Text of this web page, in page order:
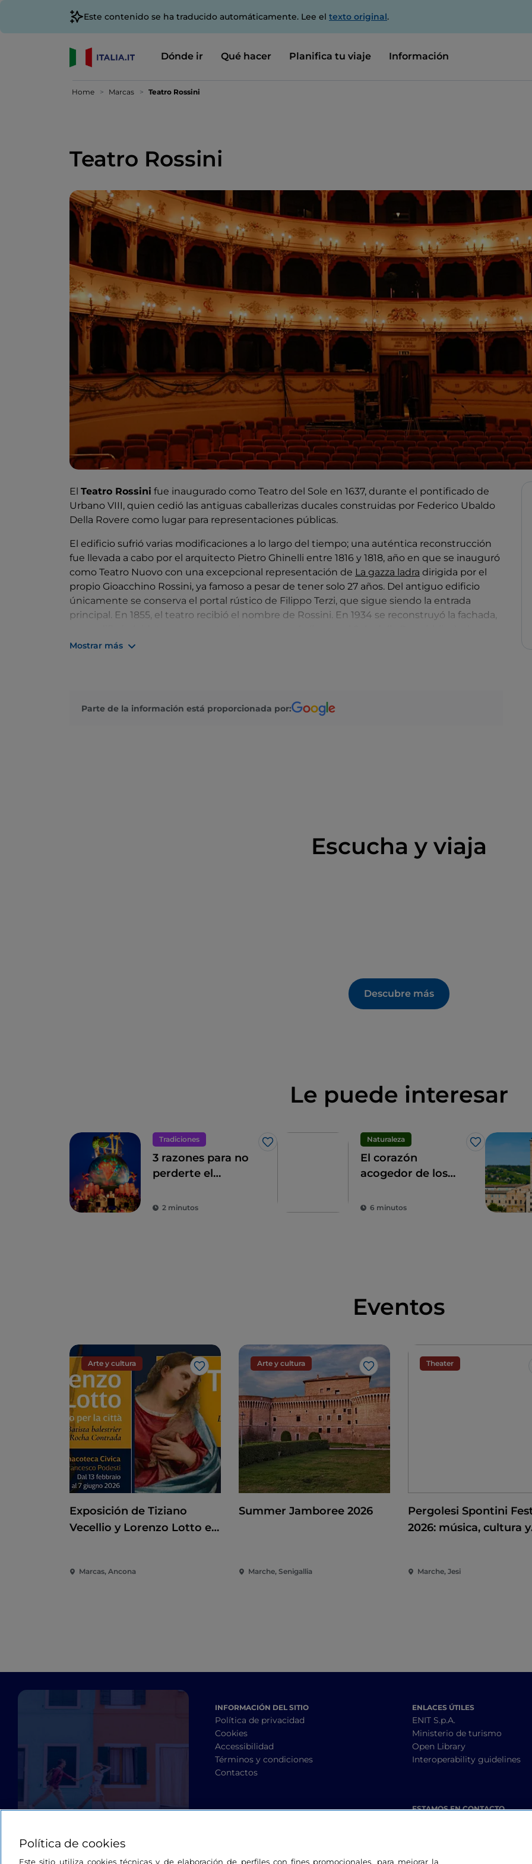
Este contenido se ha traducido automáticamente. Lee el texto original.
Dónde ir Qué hacer Planifica tu viaje Información
Home Marcas Teatro Rossini
Teatro Rossini
El Teatro Rossini fue inaugurado como Teatro del Sole en 1637, durante el pontificado de
Urbano VIII, quien cedió las antiguas caballerizas ducales construidas por Federico Ubaldo
Della Rovere como lugar para representaciones públicas.
El edificio sufrió varias modificaciones a lo largo del tiempo; una auténtica reconstrucción
fue llevada a cabo por el arquitecto Pietro Ghinelli entre 1816 y 1818, año en que se inauguró
como Teatro Nuovo con una excepcional representación de La gazza ladra dirigida por el
propio Gioacchino Rossini, ya famoso a pesar de tener solo 27 años. Del antiguo edificio
únicamente se conserva el portal rústico de Filippo Terzi, que sigue siendo la entrada
principal. En 1855, el teatro recibió el nombre de Rossini. En 1934 se reconstruyó la fachada,
altura del tercer nivel de palcos.
Durante el año, el teatro acoge producciones de ópera y conciertos del Festival de Ópera
Rossini, la Temporada de Teatro, la Temporada de Conciertos y el Festival Nacional de
Mostrar más
Parte de la información está proporcionada por:
Escucha y viaja
Descubre más
Le puede interesar
Tradiciones
Me gusta
3 razones para no
perderte el
2 minutos
Naturaleza
Me gusta
El corazón
acogedor de los
municipios de las
6 minutos
Eventos
Arte y cultura
Me gusta
Exposición de Tiziano
Vecellio y Lorenzo Lotto en
Marcas, Ancona
Arte y cultura
Me gusta
Summer Jamboree 2026
Marche, Senigallia
Theater
Pergolesi Spontini
2026: música, cultura y
Marche, Jesi
INFORMACIÓN DEL SITIO
Política de privacidad
Cookies
Accessibilidad
Términos y condiciones
Contactos
ENLACES ÚTILES
ENIT S.p.A.
Ministerio de turismo
Open Library
Interoperability guidelines
ESTAMOS EN CONTACTO
Política de cookies
Este sitio utiliza cookies técnicas y de elaboración de perfiles con fines promocionales, para mejorar la